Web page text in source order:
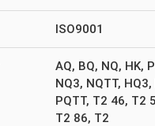
ISO9001
AQ, BQ, NQ, HK,
NQ3, NQTT,
PQTT, T2 46, T2
T2 86, T2